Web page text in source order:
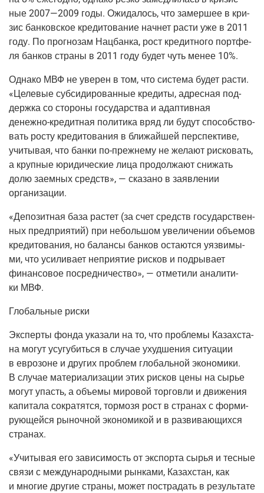
ные 2007—2009 годы. Ожи­да­лось, что замер­шее в кри­
зис бан­ков­ское кре­ди­то­ва­ние нач­нет рас­ти уже в 2011
году. По про­гно­зам Нац­бан­ка, рост кре­дит­но­го порт­фе­
ля бан­ков стра­ны в 2011 году будет чуть менее 10%.
Одна­ко МВФ не уве­рен в том, что систе­ма будет рас­ти.
«Целе­вые суб­си­ди­ро­ван­ные кре­ди­ты, адрес­ная под­
держ­ка со сто­ро­ны госу­дар­ства и адап­тив­ная
денеж­но-кре­дит­ная поли­ти­ка вряд ли будут спо­соб­ство­
вать росту кре­ди­то­ва­ния в бли­жай­шей пер­спек­ти­ве,
учи­ты­вая, что бан­ки по-преж­не­му не жела­ют рис­ко­вать,
а круп­ные юри­ди­че­ские лица про­дол­жа­ют сни­жать
долю заем­ных средств», — ска­за­но в заяв­ле­нии
организации.
«Депо­зит­ная база рас­тет (за счет средств госу­дар­ствен­
ных пред­при­я­тий) при неболь­шом уве­ли­че­нии объ­е­мов
кре­ди­то­ва­ния, но балан­сы бан­ков оста­ют­ся уяз­ви­мы­
ми, что уси­ли­ва­ет непри­я­тие рис­ков и под­ры­ва­ет
финан­со­вое посред­ни­че­ство», — отме­ти­ли ана­ли­ти­
ки МВФ.
Гло­баль­ные риски
Экс­пер­ты фон­да ука­за­ли на то, что про­бле­мы Казах­ста­
на могут усу­гу­бить­ся в слу­чае ухуд­ше­ния ситу­а­ции
в евро­зоне и дру­гих про­блем гло­баль­ной эко­но­ми­ки.
В слу­чае мате­ри­а­ли­за­ции этих рис­ков цены на сырье
могут упасть, а объ­е­мы миро­вой тор­гов­ли и дви­же­ния
капи­та­ла сокра­тят­ся, тор­мо­зя рост в стра­нах с фор­ми­
ру­ю­щей­ся рыноч­ной эко­но­ми­кой и в раз­ви­ва­ю­щих­ся
странах.
«Учи­ты­вая его зави­си­мость от экс­пор­та сырья и тес­ные
свя­зи с меж­ду­на­род­ны­ми рын­ка­ми, Казах­стан, как
и мно­гие дру­гие стра­ны, может постра­дать в резуль­та­те